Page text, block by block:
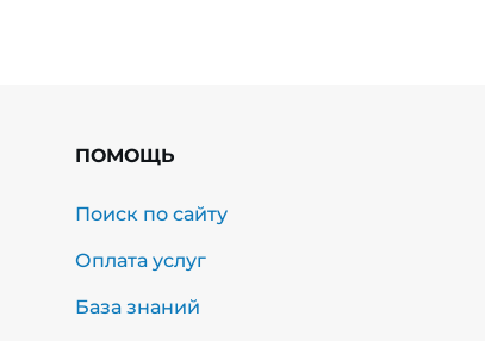
ПОМОЩЬ
Поиск по сайту
Оплата услуг
База знаний